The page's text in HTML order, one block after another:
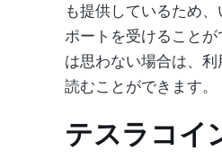
も提供しているため
ポートを受けることが
は思わない場合は、
読むことができます。
テスラコイ